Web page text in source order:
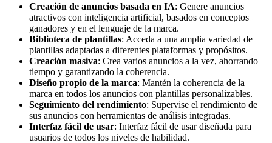
Creación de anuncios basada en IA: Genere anuncios
atractivos con inteligencia artificial, basados en conceptos
ganadores y en el lenguaje de la marca.
Biblioteca de plantillas: Acceda a una amplia variedad de
plantillas adaptadas a diferentes plataformas y propósitos.
Creación masiva: Crea varios anuncios a la vez, ahorrando
tiempo y garantizando la coherencia.
Diseño propio de la marca: Mantén la coherencia de la
marca en todos los anuncios con plantillas personalizables.
Seguimiento del rendimiento: Supervise el rendimiento de
sus anuncios con herramientas de análisis integradas.
Interfaz fácil de usar: Interfaz fácil de usar diseñada para
usuarios de todos los niveles de habilidad.